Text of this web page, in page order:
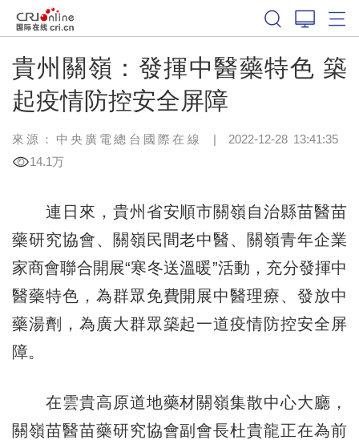
貴州關嶺：發揮中醫藥特色 築
起疫情防控安全屏障
來源：中央廣電總台國際在線 | 2022-12-28 13:41:35
14.1万
連日來，貴州省安順市關嶺自治縣苗醫苗
藥研究協會、關嶺民間老中醫、關嶺青年企業
家商會聯合開展“寒冬送溫暖”活動，充分發揮中
醫藥特色，為群眾免費開展中醫理療、發放中
藥湯劑，為廣大群眾築起一道疫情防控安全屏
障。
在雲貴高原道地藥材關嶺集散中心大廳，
關嶺苗醫苗藥研究協會副會長杜貴龍正在為前